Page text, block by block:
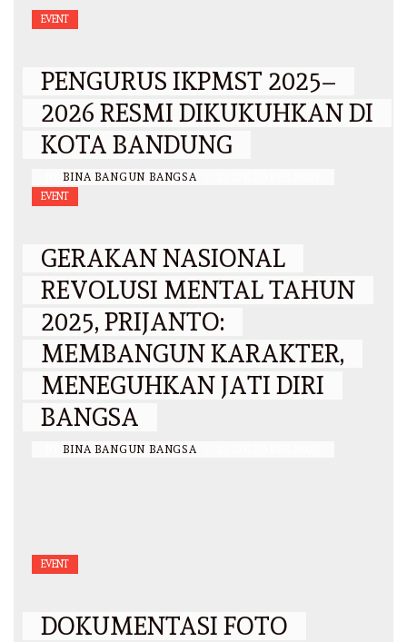
EVENT
PENGURUS IKPMST 2025–
2026 RESMI DIKUKUHKAN DI
KOTA BANDUNG
BINA BANGUN BANGSA
EVENT
GERAKAN NASIONAL
REVOLUSI MENTAL TAHUN
2025, PRIJANTO:
MEMBANGUN KARAKTER,
MENEGUHKAN JATI DIRI
BANGSA
BINA BANGUN BANGSA
EVENT
DOKUMENTASI FOTO